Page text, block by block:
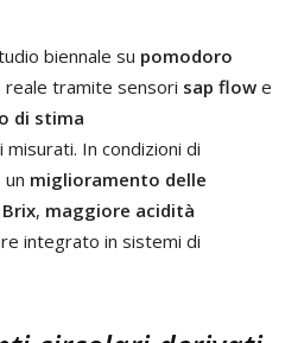
biennale su pomodoro
reale tramite sensori sap flow e
di stima
In condizioni di
miglioramento delle
, maggiore acidità
integrato in sistemi di